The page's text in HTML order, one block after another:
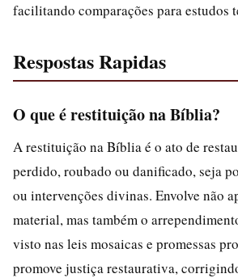
facilitando comparações para estudos
Respostas Rapidas
O que é restituição na Bíblia?
A restituição na Bíblia é o ato de
perdido, roubado ou danificado, seja
ou intervenções divinas. Envolve não
material, mas também o
visto nas leis mosaicas e promessas
promove justiça restaurativa,